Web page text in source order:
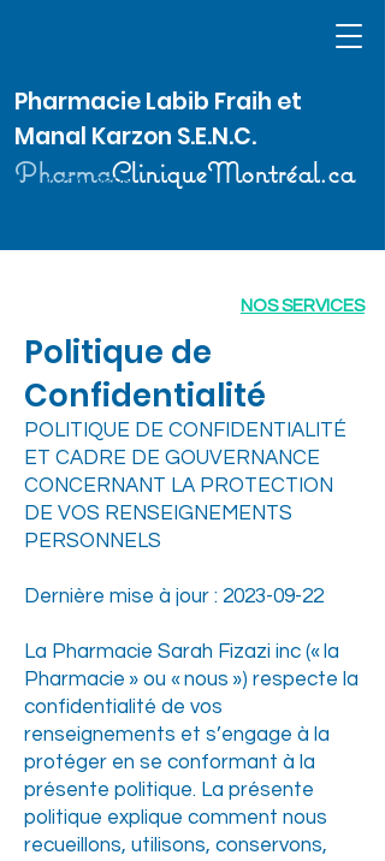
Pharmacie Labib Fraih et
Manal Karzon S.E.N.C.
PharmaCliniqueMontréal.ca
NOS SERVICES
514 370-2626
Politique de
Confidentialité
POLITIQUE DE CONFIDENTIALITÉ
ET CADRE DE GOUVERNANCE
CONCERNANT LA PROTECTION
DE VOS RENSEIGNEMENTS
PERSONNELS
Dernière mise à jour : 2023-09-22
La Pharmacie Sarah Fizazi inc (« la
Pharmacie » ou « nous ») respecte la
confidentialité de vos
renseignements et s’engage à la
protéger en se conformant à la
présente politique. La présente
politique explique comment nous
recueillons, utilisons, conservons,